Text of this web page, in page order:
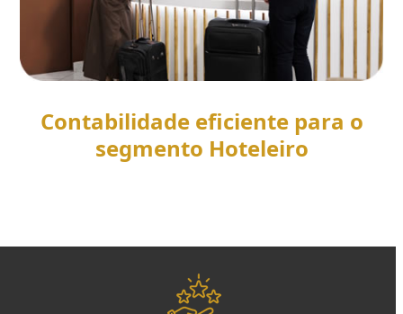
Contabilidade eficiente para o
segmento Hoteleiro